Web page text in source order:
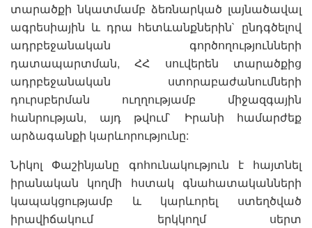
տարածքի նկատմամբ ձեռնարկած լայնածավալ
ագրեսիային և դրա հետևանքներին` ընդգծելով
ադրբեջանական գործողությունների
դատապարտման, ՀՀ սուվերեն տարածքից
ադրբեջանական ստորաբաժանումների
դուրսբերման ուղղությամբ միջազգային
հանրության, այդ թվում` Իրանի համարժեք
արձագանքի կարևորությունը:
Նիկոլ Փաշինյանը գոհունակություն է հայտնել
իրանական կողմի հստակ գնահատականների
կապակցությամբ և կարևորել ստեղծված
իրավիճակում երկկողմ սերտ